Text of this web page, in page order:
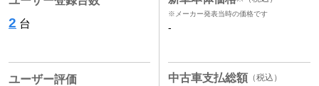
2 台
ユーザー評価
※メーカー発表当時の価格です
-
中古車支払総額 （税込）